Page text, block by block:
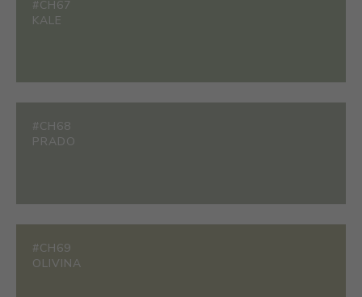
#CH67
KALE
#CH68
PRADO
#CH69
OLIVINA